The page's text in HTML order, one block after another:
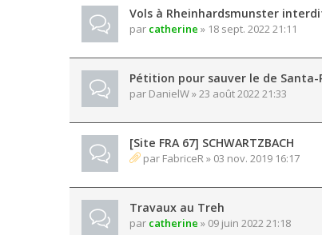
Vols à Rheinhardsmunster
par catherine » 18 sept. 2022 21:11
Pétition pour sauver le de Santa-
par DanielW» 23 août 2022 21:33
[Site FRA 67] SCHWARTZBACH
par FabriceR» 03 nov. 2019 16:17
Travaux au Treh
par catherine » 09 juin 2022 21:18